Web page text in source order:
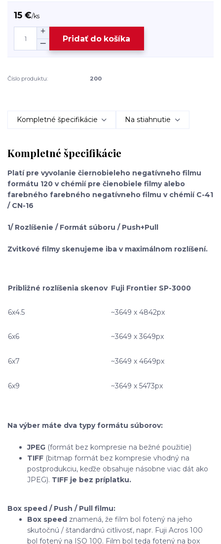
15 €/ks
Pridať do košíka
Číslo produktu: 200
Kompletné špecifikácie Na stiahnutie
Kompletné špecifikácie
Platí pre vyvolanie čiernobieleho negatívneho filmu
formátu 120 v chémií pre čienobiele filmy alebo
farebného farebného negatívneho filmu v chémií C-41
/ CN-16
1/ Rozlíšenie / Formát súboru / Push+Pull
Zvitkové filmy skenujeme iba v maximálnom rozlíšení.
Približné rozlíšenia skenov Fuji Frontier SP-3000
6x4.5 ~3649 x 4842px
6x6 ~3649 x 3649px
6x7 ~3649 x 4649px
6x9 ~3649 x 5473px
Na výber máte dva typy formátu súborov:
JPEG (formát bez kompresie na bežné použitie)
TIFF (bitmap formát bez kompresie vhodný na
postprodukciu, keďže obsahuje násobne viac dát ako
JPEG). TIFF je bez príplatku.
Box speed / Push / Pull filmu:
Box speed znamená, že film bol fotený na jeho
skutočnú / štandardnú citlivosť, napr. Fuji Acros 100
bol fotený na ISO 100. Film bol teda fotený na box